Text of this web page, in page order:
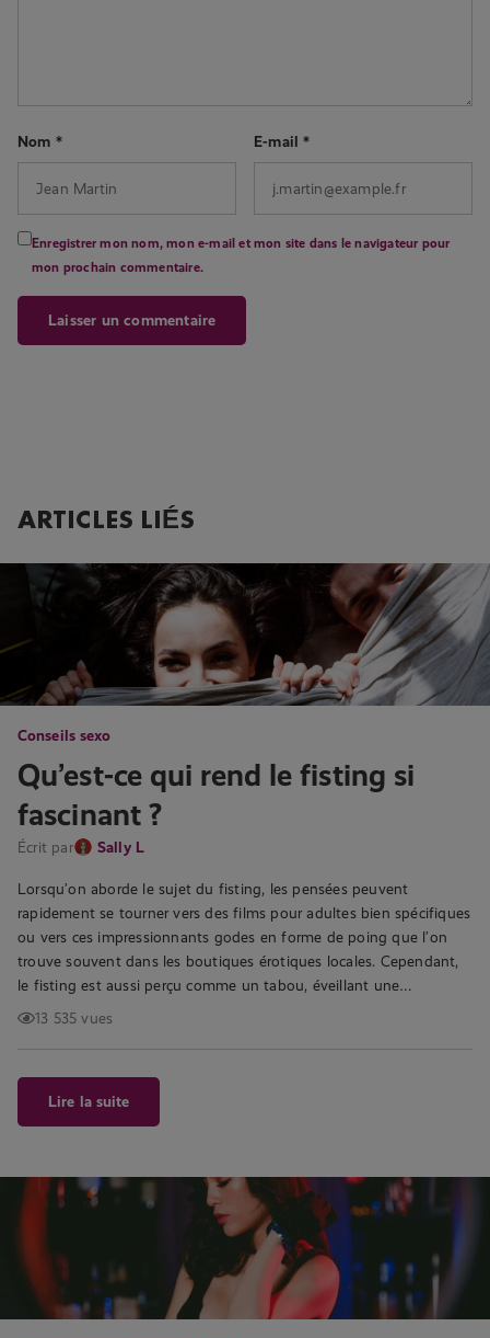
Nom * E-mail*
Enregistrer mon nom, mon e-mail et mon site dans le navigateur pour
mon prochain commentaire.
ARTICLES LIÉS
Conseils sexo
Qu’est-ce qui rend le fisting si
fascinant ?
Écrit par Sally L
Lorsqu’on aborde le sujet du fisting, les pensées peuvent
rapidement se tourner vers des films pour adultes bien spécifiques
ou vers ces impressionnants godes en forme de poing que l’on
trouve souvent dans les boutiques érotiques locales. Cependant,
le fisting est aussi perçu comme un tabou, éveillant une…
13 535 vues
Lire la suite